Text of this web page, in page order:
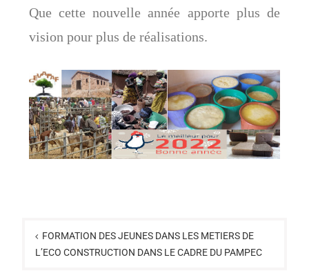
Que cette nouvelle année apporte plus de
vision pour plus de réalisations.
FORMATION DES JEUNES DANS LES METIERS DE
L’ECO CONSTRUCTION DANS LE CADRE DU PAMPEC